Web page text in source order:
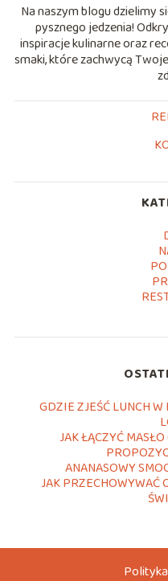
Na naszym blogu dzielimy
pysznego jedzenia!
inspiracje kulinarne oraz
smaki, które zachwycą
GDZIE ZJEŚĆ LUNCH
JAK ŁĄCZYĆ
ANANASOWY
JAK PRZECHOWYWAĆ